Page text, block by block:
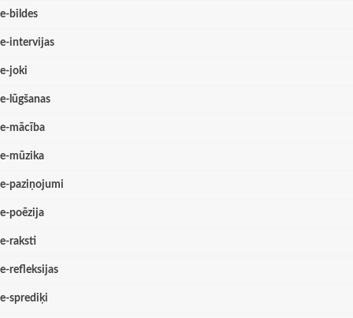
e-bildes
e-intervijas
e-joki
e-lūgšanas
e-mācība
e-mūzika
e-paziņojumi
e-poēzija
e-raksti
e-refleksijas
e-sprediķi